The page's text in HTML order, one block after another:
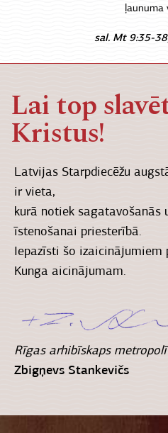
ļaunuma
sal. Mt 9:35-
Lai top
Kristus!
Latvijas Starpdiecēžu
ir vieta,
kurā notiek sagatavošanās
īstenošanai priesterībā.
Iepazīsti šo
Kunga aicinājumam.
Rīgas arhibīskaps
Zbigņevs Stankevičs